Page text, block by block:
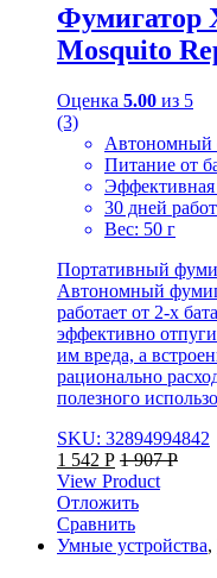
Фумигатор
Mosquito
Оценка 5.00 из 5
(3)
Автономный
Питание от
Эффективная
30 дней
Вес: 50 г
Портативный
Автономный
работает от 2-х
эффективно
им вреда, а
рационально
полезного
SKU: 32894994842
1 542 Р 1 907Р
View Product
Отложить
Сравнить
Умные устройства,